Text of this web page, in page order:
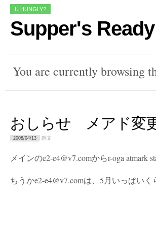
U HUNGLY?
Supper's Ready
You are currently browsing
おしらせ メアド変
2008/04/13 雑文
メインのe2-e4@v7.comからr-oga atmark
ちうかe2-e4@v7.comは、5月いっぱい